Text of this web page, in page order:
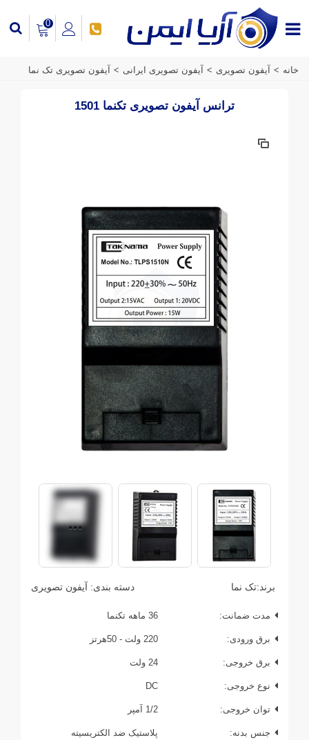
0
خانه > آیفون تصویری > آیفون تصویری ایرانی > آیفون تصویری تک نما
ترانس آیفون تصویری تکنما 1501
برند:تک نما دسته بندی: آیفون تصویری
مدت ضمانت: 36 ماهه تکنما
برق ورودی: 220 ولت - 50هرتز
برق خروجی: 24 ولت
نوع خروجی: DC
توان خروجی: 1/2 آمپر
جنس بدنه: پلاستیک ضد الکتریسیته